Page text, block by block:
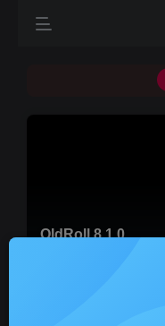
所有上传
OldRoll 8.1.0